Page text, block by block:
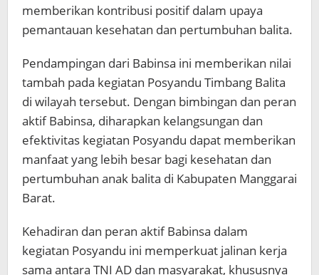
memberikan kontribusi positif dalam upaya
pemantauan kesehatan dan pertumbuhan balita.
Pendampingan dari Babinsa ini memberikan nilai
tambah pada kegiatan Posyandu Timbang Balita
di wilayah tersebut. Dengan bimbingan dan peran
aktif Babinsa, diharapkan kelangsungan dan
efektivitas kegiatan Posyandu dapat memberikan
manfaat yang lebih besar bagi kesehatan dan
pertumbuhan anak balita di Kabupaten Manggarai
Barat.
Kehadiran dan peran aktif Babinsa dalam
kegiatan Posyandu ini memperkuat jalinan kerja
sama antara TNI AD dan masyarakat, khususnya